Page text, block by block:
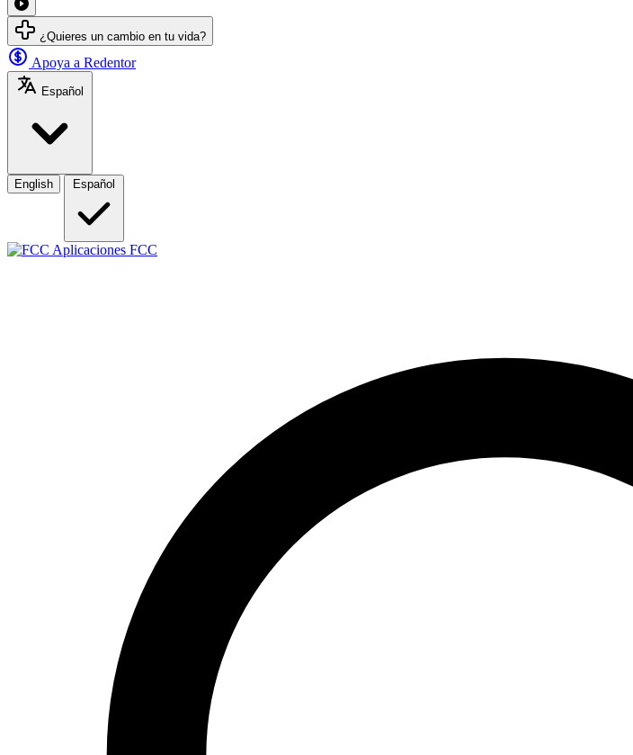
¿Quieres un cambio en tu vida?
Apoya a Redentor
Español
English Español
Aplicaciones FCC